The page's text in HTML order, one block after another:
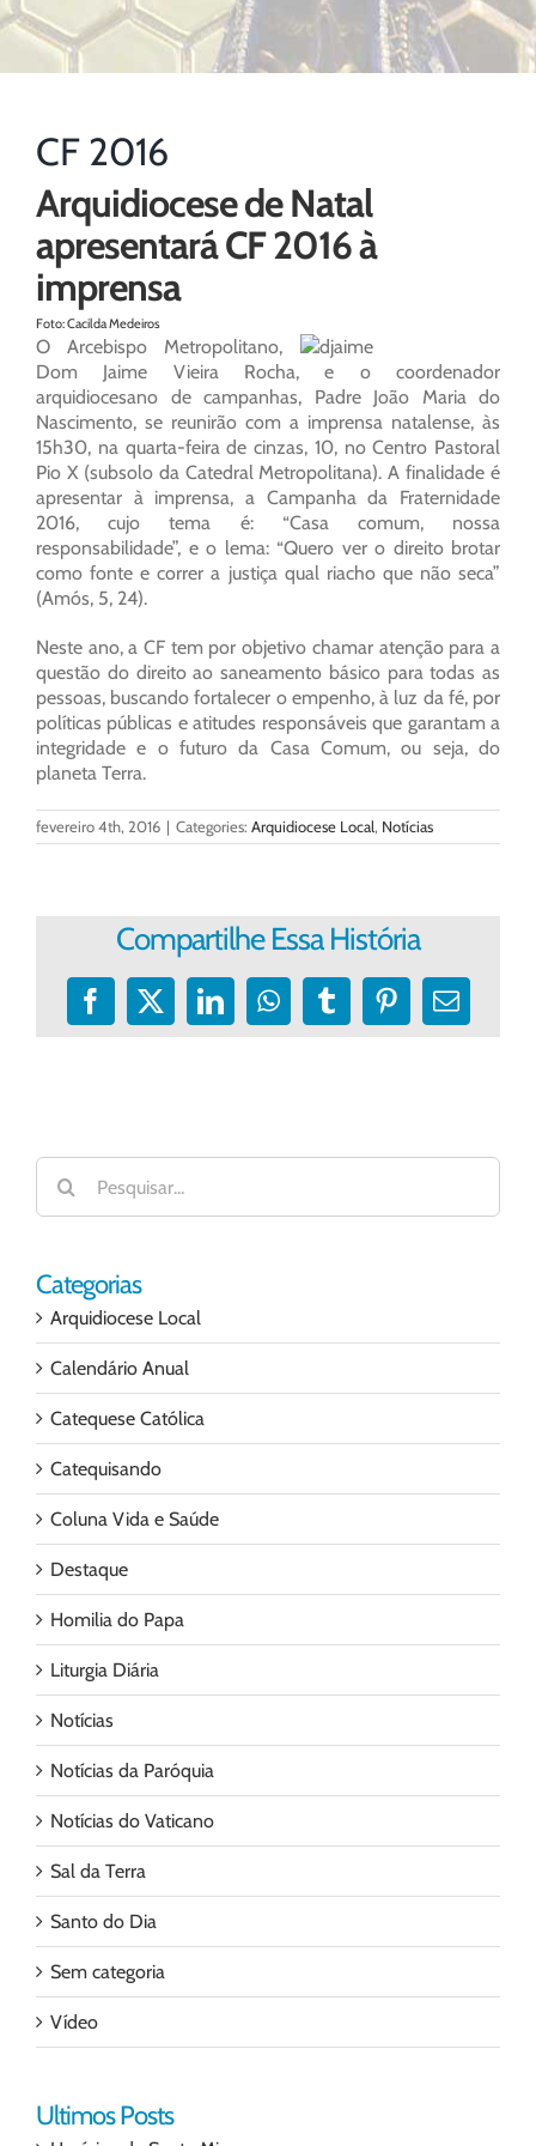
CF 2016
Arquidiocese de Natal
apresentará CF 2016 à
imprensa
Foto: Cacilda Medeiros
O Arcebispo Metropolitano,
Dom Jaime Vieira Rocha, e o coordenador
arquidiocesano de campanhas, Padre João Maria do
Nascimento, se reunirão com a imprensa natalense, às
15h30, na quarta-feira de cinzas, 10, no Centro Pastoral
Pio X (subsolo da Catedral Metropolitana). A finalidade é
apresentar à imprensa, a Campanha da Fraternidade
2016, cujo tema é: “Casa comum, nossa
responsabilidade”, e o lema: “Quero ver o direito brotar
como fonte e correr a justiça qual riacho que não seca”
(Amós, 5, 24).
Neste ano, a CF tem por objetivo chamar atenção para a
questão do direito ao saneamento básico para todas as
pessoas, buscando fortalecer o empenho, à luz da fé, por
políticas públicas e atitudes responsáveis que garantam a
integridade e o futuro da Casa Comum, ou seja, do
planeta Terra.
fevereiro 4th, 2016 | Categories: Arquidiocese Local, Notícias
Compartilhe Essa História
Facebook
X LinkedInWhatsApp
TumblrPinterest
E-
Buscar
resultados
para:
Categorias
Arquidiocese Local
Calendário Anual
Catequese Católica
Catequisando
Coluna Vida e Saúde
Destaque
Homilia do Papa
Liturgia Diária
Notícias
Notícias da Paróquia
Notícias do Vaticano
Sal da Terra
Santo do Dia
Sem categoria
Vídeo
Ultimos Posts